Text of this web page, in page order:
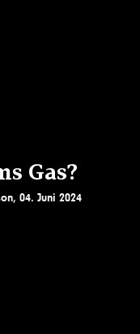
Gas?
,04. Juni 2024